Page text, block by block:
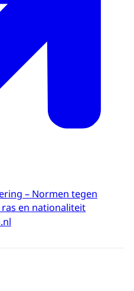
– Normen tegen
en nationaliteit